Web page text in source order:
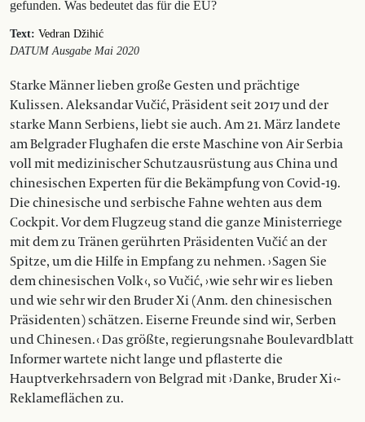
gefunden. Was bedeutet das für die EU?
Text: Vedran Džihić
DATUM Ausgabe Mai 2020
Starke Männer lieben große Gesten und prächtige
Kulissen. Aleksandar Vučić, Präsident seit 2017 und der
starke Mann Serbiens, liebt sie auch. Am 21. März landete
am Belgrader Flughafen die erste Maschine von Air Serbia
voll mit medizinischer Schutzausrüstung aus China und
chinesischen Experten für die Bekämpfung von Covid-19.
Die chinesische und serbische Fahne wehten aus dem
Cockpit. Vor dem Flugzeug stand die ganze Ministerriege
mit dem zu Tränen gerühr­ten Präsidenten Vučić an der
Spitze, um die Hilfe in Empfang zu nehmen. › Sagen Sie
dem chinesischen Volk ‹, so Vučić, › wie sehr wir es lieben
und wie sehr wir den Bruder Xi (Anm. den chinesischen
Präsidenten) schätzen. Eiserne Freunde sind wir, Serben
und Chinesen. ‹ Das größte, ­regierungsnahe Boulevardblatt
Informer wartete nicht lange und pflasterte die
Hauptverkehrsadern von Belgrad mit › Danke, Bruder Xi ‹-
Reklameflächen zu.